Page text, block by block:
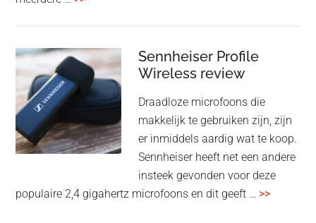
audiomatrix
voor
high-
end
multiroom
Sennheiser Profile
Wireless review
Draadloze microfoons die
makkelijk te gebruiken zijn, zijn
er inmiddels aardig wat te koop.
Sennheiser heeft net een andere
insteek gevonden voor deze
populaire 2,4 gigahertz microfoons en dit geeft … >>